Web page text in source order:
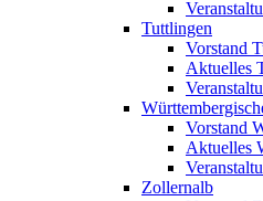
Tuttlingen
Vorstand
Aktuelles
Vorstand
Aktuelles
Zollernalb